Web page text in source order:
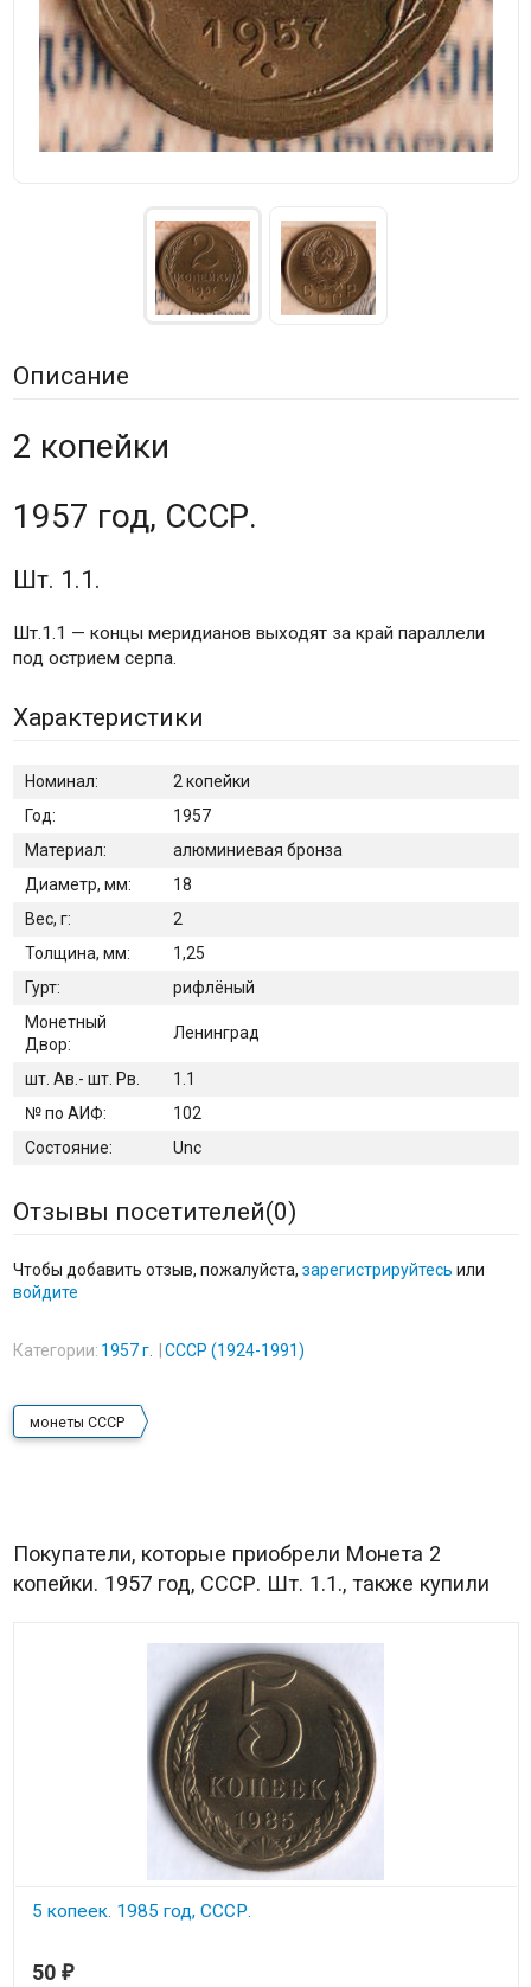
Описание
2 копейки
1957 год, СССР.
Шт. 1.1.
Шт.1.1 — концы меридианов выходят за край параллели
под острием серпа.
Характеристики
Номинал:
2 копейки
Год:
1957
Материал:
алюминиевая бронза
Диаметр, мм:
18
Вес, г:
2
Толщина, мм:
1,25
Гурт:
рифлёный
Монетный
Двор:
Ленинград
шт. Ав.- шт. Рв.
1.1
№ по АИФ:
102
Состояние:
Unc
Отзывы посетителей(0)
Чтобы добавить отзыв, пожалуйста, зарегистрируйтесь или
войдите
Категории: 1957 г. СССР (1924-1991)
монеты СССР
Покупатели, которые приобрели Монета 2
копейки. 1957 год, СССР. Шт. 1.1., также купили
5 копеек. 1985 год, СССР.
В наличии
50 ₽